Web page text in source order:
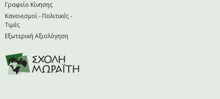
Γραφείο Κίνησης
Κανονισμοί - Πολιτικές -
Τιμές
Εξωτερική Αξιολόγηση